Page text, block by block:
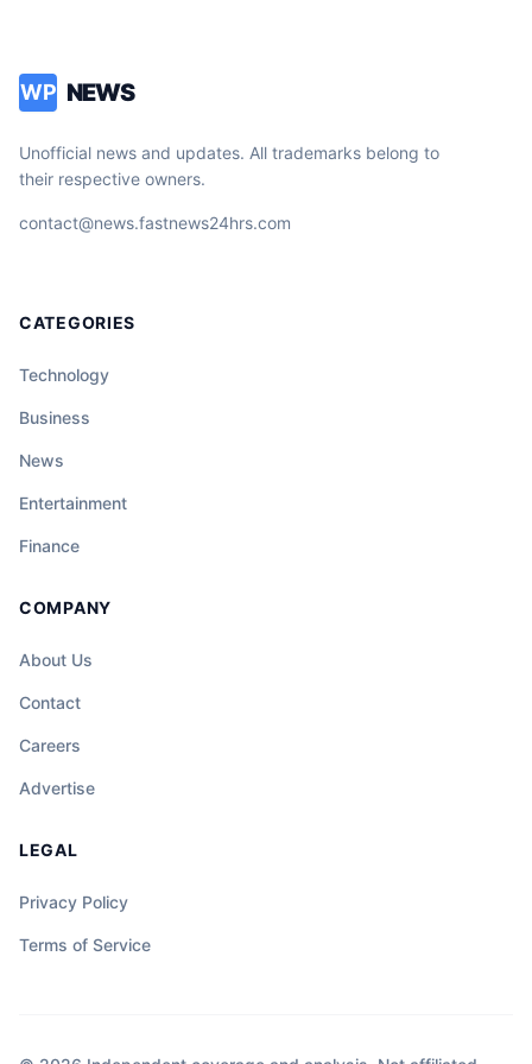
force à regarder l’horreur en face. La vidéo
WP NEWS
Unofficial news and updates. All trademarks belong to
their respective owners.
contact@news.fastnews24hrs.com
CATEGORIES
Technology
Business
News
Entertainment
Finance
COMPANY
About Us
Contact
Careers
Advertise
LEGAL
Privacy Policy
Terms of Service